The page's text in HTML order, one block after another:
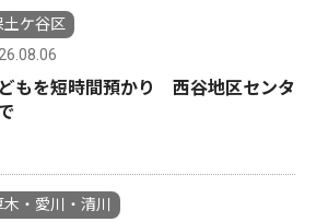
土ケ谷区
もを短時間預かり 西谷地区センタ
木・愛川・清川